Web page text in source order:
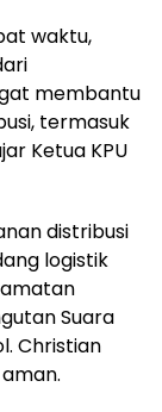
waktu,
membantu
termasuk
Ketua KPU
distribusi
logistik
Suara
Christian